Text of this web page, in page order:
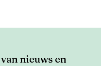
nieuws en